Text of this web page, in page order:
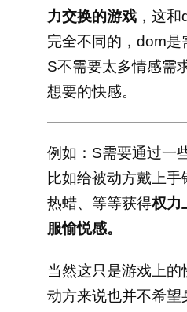
力交换的游戏 ，这
完全不同的，dom是
S不需要太多情感需
想要的快感。
例如：S需要通过一
比如给被动方戴上手
热蜡、等等获得权力
服愉悦感。
当然这只是游戏上的
动方来说也并不希望